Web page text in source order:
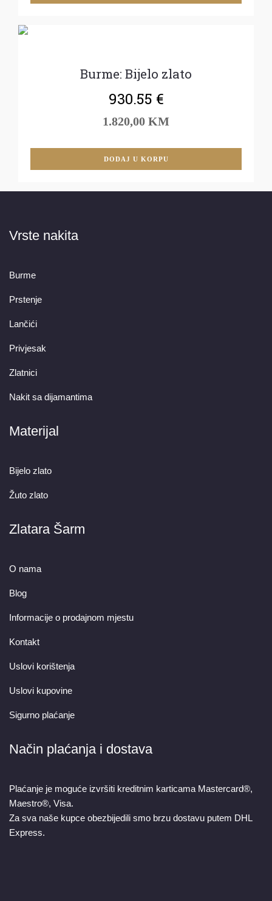
Burme: Bijelo zlato
930.55 €
1.820,00 KM
DODAJ U KORPU
Vrste nakita
Burme
Prstenje
Lančići
Privjesak
Zlatnici
Nakit sa dijamantima
Materijal
Bijelo zlato
Žuto zlato
Zlatara Šarm
O nama
Blog
Informacije o prodajnom mjestu
Kontakt
Uslovi korištenja
Uslovi kupovine
Sigurno plaćanje
Način plaćanja i dostava
Plaćanje je moguće izvršiti kreditnim karticama Mastercard®,
Maestro®, Visa.
Za sva naše kupce obezbijedili smo brzu dostavu putem DHL
Express.